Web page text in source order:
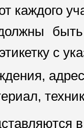
каждого
с